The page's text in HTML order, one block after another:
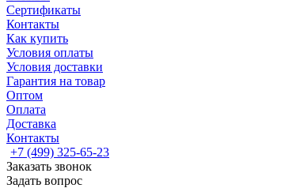
Сертификаты
Контакты
Как купить
Условия оплаты
Условия доставки
Гарантия на товар
Оптом
Оплата
Доставка
Контакты
+7 (499) 325-65-23
Заказать звонок
Задать вопрос